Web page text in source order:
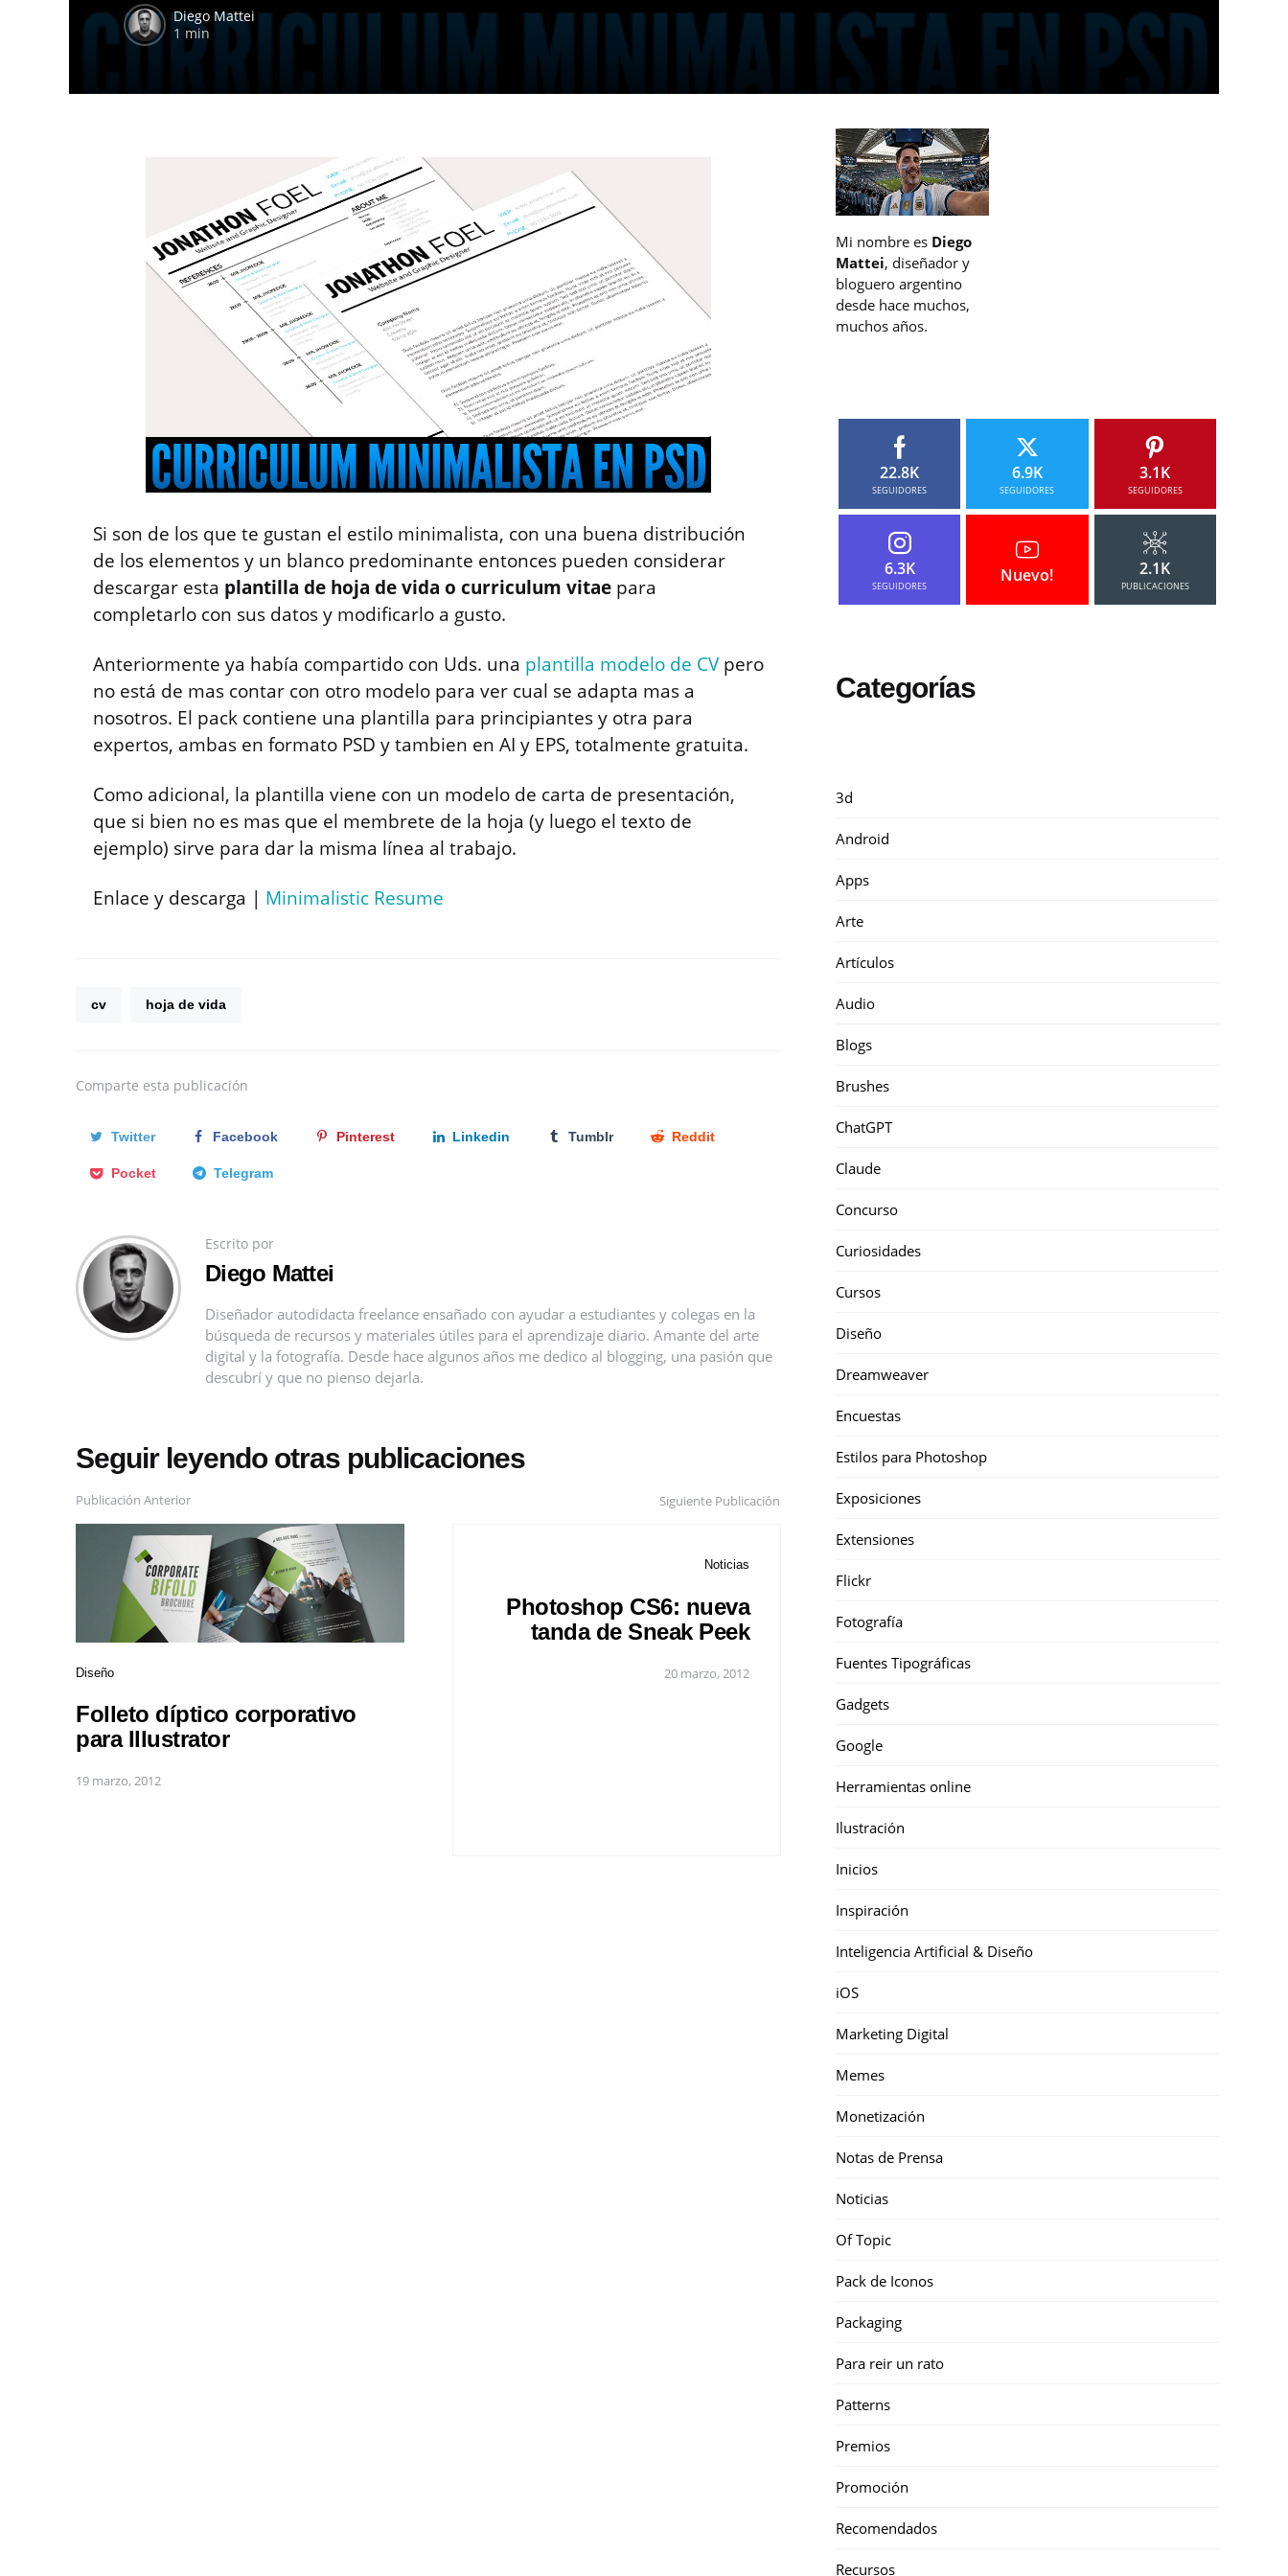
Diego Mattei
1 min
Si son de los que te gustan el estilo minimalista, con una buena distribución
de los elementos y un blanco predominante entonces pueden considerar
descargar esta plantilla de hoja de vida o curriculum vitae para
completarlo con sus datos y modificarlo a gusto.
Anteriormente ya había compartido con Uds. una plantilla modelo de CVpero
no está de mas contar con otro modelo para ver cual se adapta mas a
nosotros. El pack contiene una plantilla para principiantes y otra para
expertos, ambas en formato PSD y tambien en AI y EPS, totalmente gratuita.
Como adicional, la plantilla viene con un modelo de carta de presentación,
que si bien no es mas que el membrete de la hoja (y luego el texto de
ejemplo) sirve para dar la misma línea al trabajo.
Enlace y descarga | Minimalistic Resume
cv hoja de vida
Comparte esta publicación
Twitter Facebook Pinterest Linkedin Tumblr Reddit
Pocket Telegram
Escrito por
Diego Mattei
Diseñador autodidacta freelance ensañado con ayudar a estudiantes y colegas en la
búsqueda de recursos y materiales útiles para el aprendizaje diario. Amante del arte
digital y la fotografía. Desde hace algunos años me dedico al blogging, una pasión que
descubrí y que no pienso dejarla.
Seguir leyendo otras publicaciones
Publicación Anterior
Diseño
Folleto díptico corporativo
para Illustrator
19 marzo, 2012
Siguiente Publicación
Noticias
Photoshop CS6: nueva
tanda de Sneak Peek
20 marzo, 2012
Mi nombre es Diego
Mattei, diseñador y
bloguero argentino
desde hace muchos,
muchos años.
22.8K
SEGUIDORES
6.9K
SEGUIDORES
3.1K
SEGUIDORES
6.3K
SEGUIDORES
Nuevo! 2.1K
PUBLICACIONES
Categorías
3d
Android
Apps
Arte
Artículos
Audio
Blogs
Brushes
ChatGPT
Claude
Concurso
Curiosidades
Cursos
Diseño
Dreamweaver
Encuestas
Estilos para Photoshop
Exposiciones
Extensiones
Flickr
Fotografía
Fuentes Tipográficas
Gadgets
Google
Herramientas online
Ilustración
Inicios
Inspiración
Inteligencia Artificial & Diseño
iOS
Marketing Digital
Memes
Monetización
Notas de Prensa
Noticias
Of Topic
Pack de Iconos
Packaging
Para reir un rato
Patterns
Premios
Promoción
Recomendados
Recursos